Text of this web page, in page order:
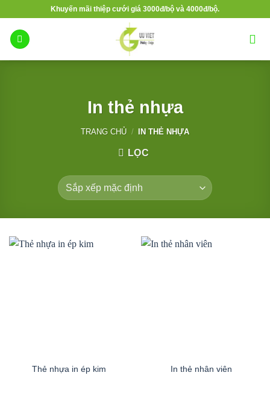
nội
dung
Khuyến mãi thiệp cưới giá 3000đ/bộ và 4000đ/bộ.
In thẻ nhựa
TRANG CHỦ / IN THẺ NHỰA
LỌC
Thẻ nhựa in ép kim In thẻ nhân viên